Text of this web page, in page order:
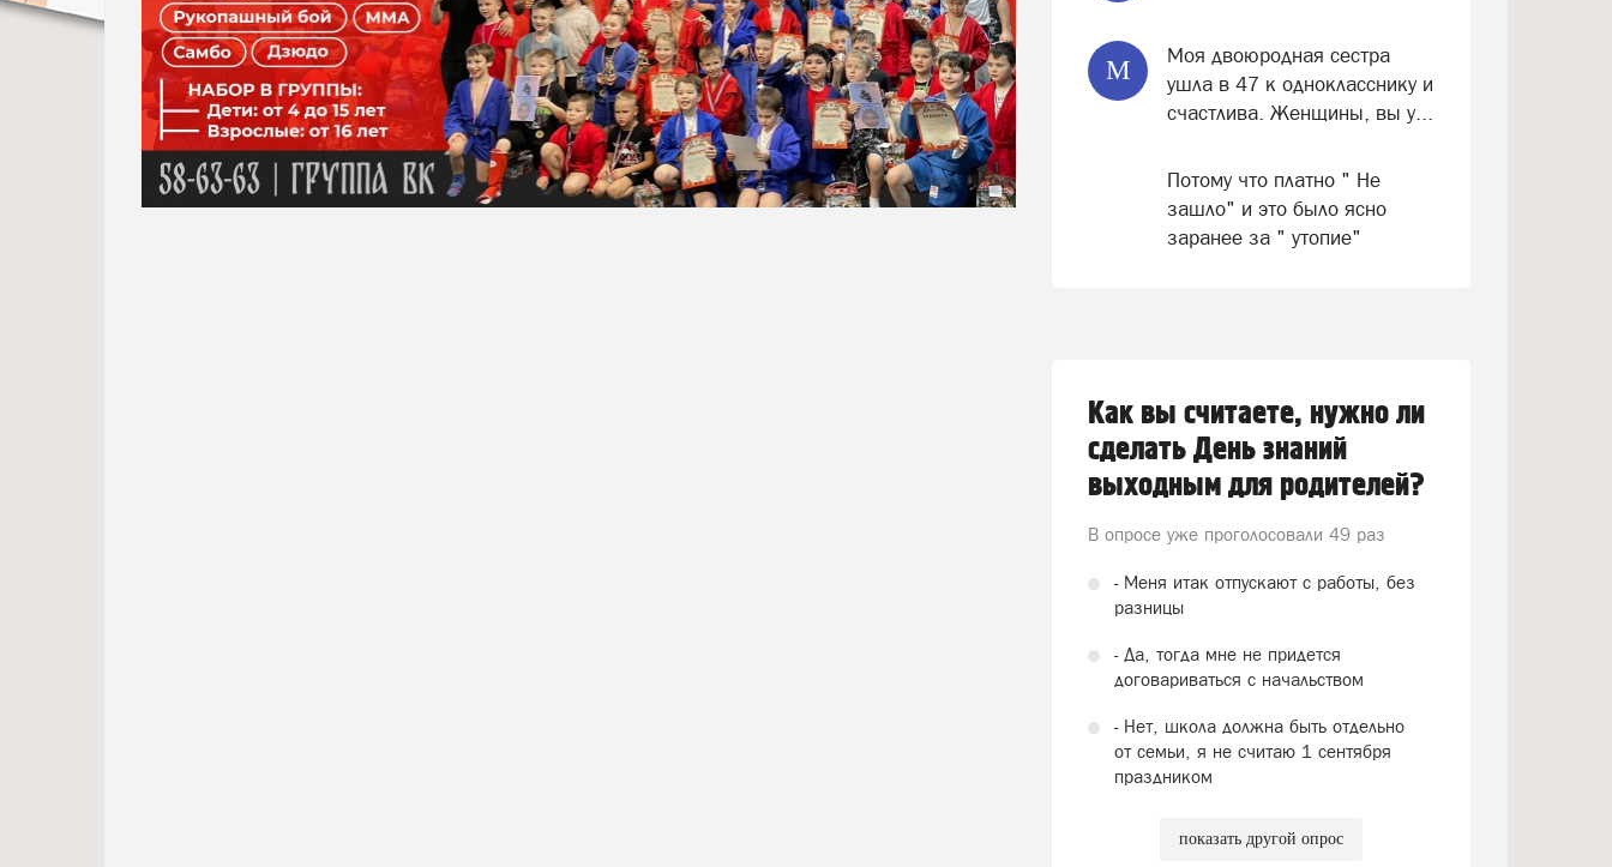
М
Моя двоюродная сестра
ушла в 47 к однокласснику и
счастлива. Женщины, вы у...
Потому что платно " Не
зашло" и это было ясно
заранее за " утопие"
Как вы считаете, нужно ли
сделать День знаний
выходным для родителей?
В опросе уже проголосовали 49 раз
- Меня итак отпускают с работы, без
разницы
- Да, тогда мне не придется
договариваться с начальством
- Нет, школа должна быть отдельно
от семьи, я не считаю 1 сентября
праздником
показать другой опрос